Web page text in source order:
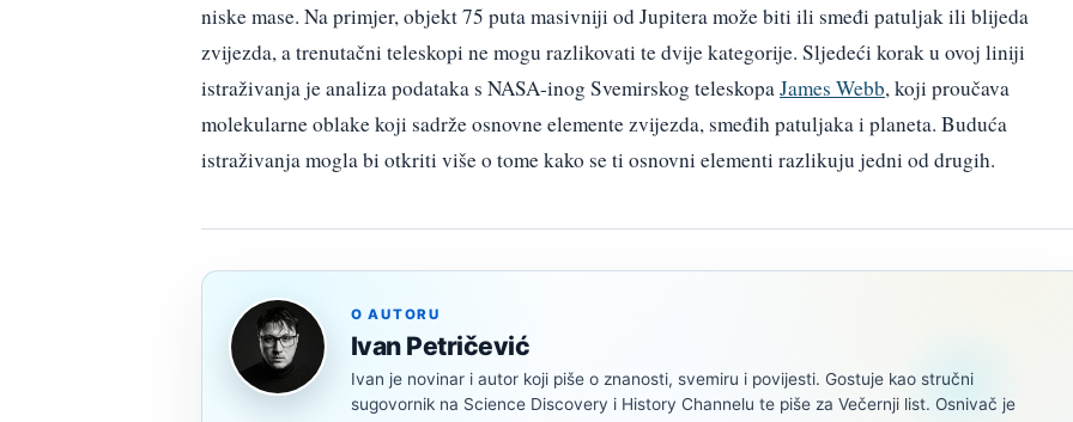
niske mase. Na primjer, objekt 75 puta masivniji od Jupitera može biti ili smeđi patuljak ili blijeda
zvijezda, a trenutačni teleskopi ne mogu razlikovati te dvije kategorije. Sljedeći korak u ovoj liniji
istraživanja je analiza podataka s NASA-inog Svemirskog teleskopa James Webb, koji proučava
molekularne oblake koji sadrže osnovne elemente zvijezda, smeđih patuljaka i planeta. Buduća
istraživanja mogla bi otkriti više o tome kako se ti osnovni elementi razlikuju jedni od drugih.
O AUTORU
Ivan Petričević
Ivan je novinar i autor koji piše o znanosti, svemiru i povijesti. Gostuje kao stručni
sugovornik na Science Discovery i History Channelu te piše za Večernji list. Osnivač je